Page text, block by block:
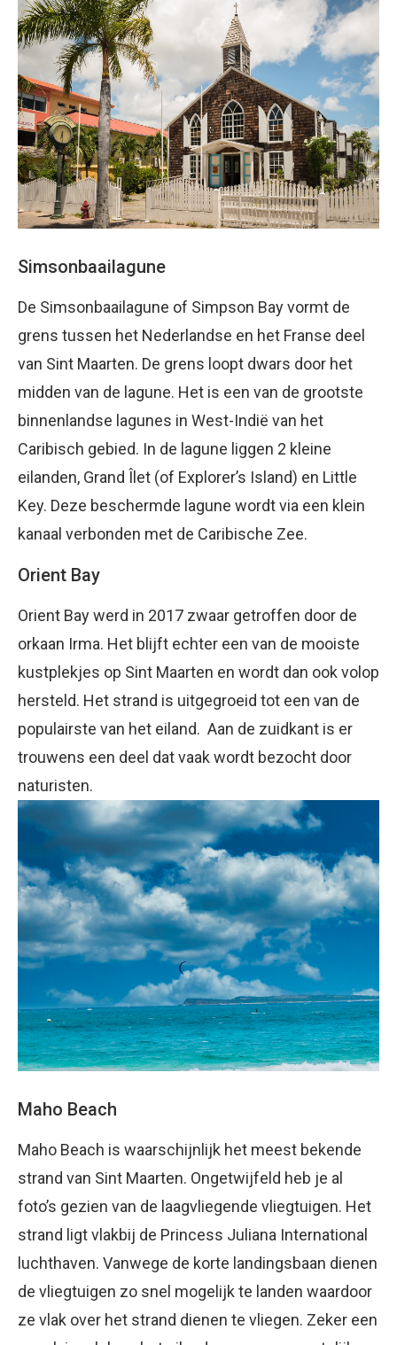
Simsonbaailagune
De Simsonbaailagune of Simpson Bay vormt de
grens tussen het Nederlandse en het Franse deel
van Sint Maarten. De grens loopt dwars door het
midden van de lagune. Het is een van de grootste
binnenlandse lagunes in West-Indië van het
Caribisch gebied. In de lagune liggen 2 kleine
eilanden, Grand Îlet (of Explorer’s Island) en Little
Key. Deze beschermde lagune wordt via een klein
kanaal verbonden met de Caribische Zee.
Orient Bay
Orient Bay werd in 2017 zwaar getroffen door de
orkaan Irma. Het blijft echter een van de mooiste
kustplekjes op Sint Maarten en wordt dan ook volop
hersteld. Het strand is uitgegroeid tot een van de
populairste van het eiland. Aan de zuidkant is er
trouwens een deel dat vaak wordt bezocht door
naturisten.
Maho Beach
Maho Beach is waarschijnlijk het meest bekende
strand van Sint Maarten. Ongetwijfeld heb je al
foto’s gezien van de laagvliegende vliegtuigen. Het
strand ligt vlakbij de Princess Juliana International
luchthaven. Vanwege de korte landingsbaan dienen
de vliegtuigen zo snel mogelijk te landen waardoor
ze vlak over het strand dienen te vliegen. Zeker een